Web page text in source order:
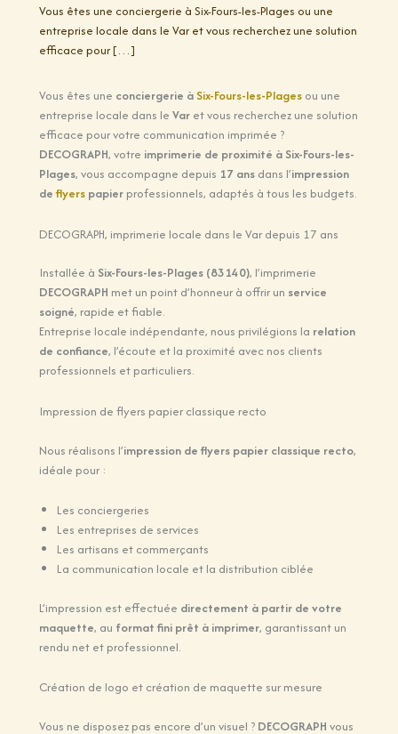
Vous êtes une conciergerie à Six-Fours-les-Plages ou une
entreprise locale dans le Var et vous recherchez une solution
efficace pour […]
Vous êtes une conciergerie à Six-Fours-les-Plages ou une
entreprise locale dans le Var et vous recherchez une solution
efficace pour votre communication imprimée ?
DECOGRAPH, votre imprimerie de proximité à Six-Fours-les-
Plages, vous accompagne depuis 17 ans dans l’impression
deflyers papier professionnels, adaptés à tous les budgets.
DECOGRAPH, imprimerie locale dans le Var depuis 17 ans
Installée à Six-Fours-les-Plages (83140), l’imprimerie
DECOGRAPH met un point d’honneur à offrir un service
soigné, rapide et fiable.
Entreprise locale indépendante, nous privilégions la relation
de confiance, l’écoute et la proximité avec nos clients
professionnels et particuliers.
Impression de flyers papier classique recto
Nous réalisons l’impression de flyers papier classique recto,
idéale pour :
Les conciergeries
Les entreprises de services
Les artisans et commerçants
La communication locale et la distribution ciblée
L’impression est effectuée directement à partir de votre
maquette, au format fini prêt à imprimer, garantissant un
rendu net et professionnel.
Création de logo et création de maquette sur mesure
Vous ne disposez pas encore d’un visuel ? DECOGRAPH vous